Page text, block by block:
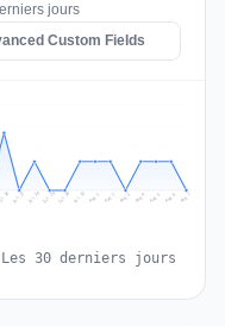
jours
Custom Fields
26 Jul 27 Jul 28 Jul 29 Jul 30 Jul 31 Aug 1 Aug 2 Aug 3 Aug 4 Aug 5 Aug 6 Aug 7
Les 30 derniers jours